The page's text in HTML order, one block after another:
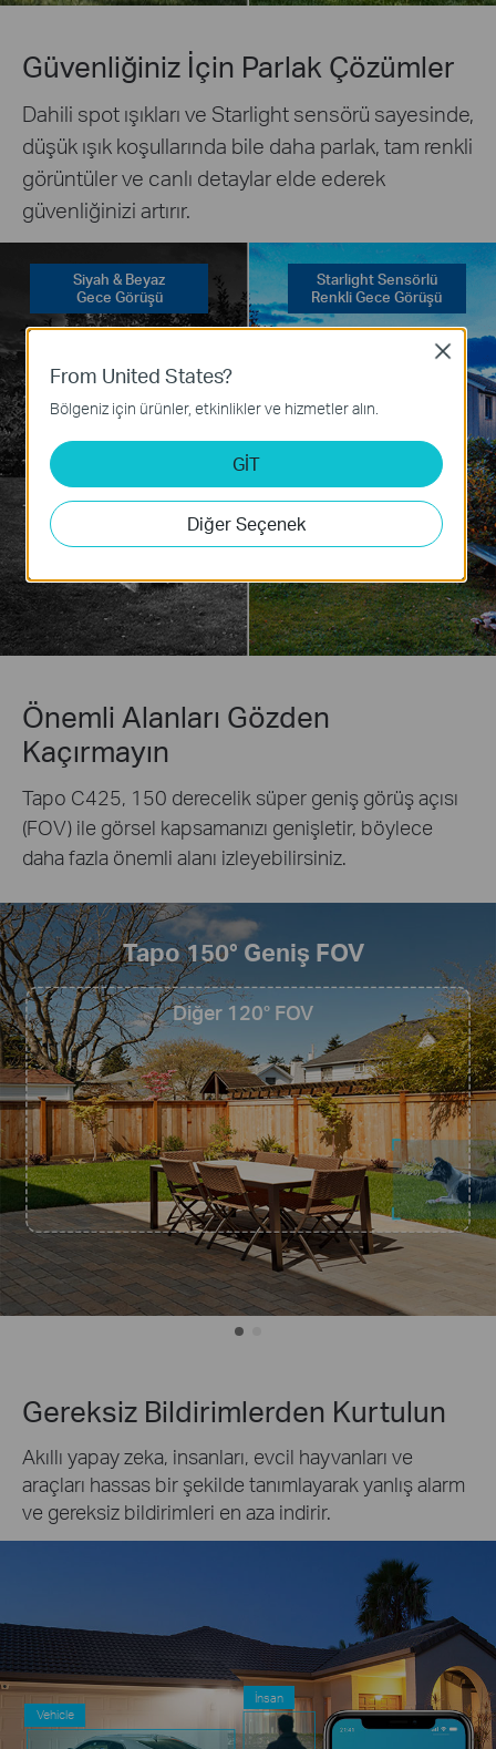
Güvenliğiniz İçin Parlak Çözümler
Dahili spot ışıkları ve Starlight sensörü sayesinde,
düşük ışık koşullarında bile daha parlak, tam renkli
görüntüler ve canlı detaylar elde ederek
güvenliğinizi artırır.
Siyah & Beyaz
Gece Görüşü
Starlight Sensörlü
Renkli Gece Görüşü
Önemli Alanları Gözden
Kaçırmayın
Tapo C425, 150 derecelik süper geniş görüş açısı
(FOV) ile görsel kapsamanızı genişletir, böylece
daha fazla önemli alanı izleyebilirsiniz.
Tapo 150° Geniş FOV
Diğer 120° FOV
Gereksiz Bildirimlerden Kurtulun
Akıllı yapay zeka, insanları, evcil hayvanları ve
araçları hassas bir şekilde tanımlayarak yanlış alarm
ve gereksiz bildirimleri en aza indirir.
Vehicle
İnsan
From United States?
Bölgeniz için ürünler, etkinlikler ve hizmetler alın.
GİT
Diğer Seçenek
Close